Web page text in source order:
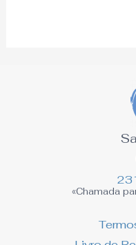
«Chamada